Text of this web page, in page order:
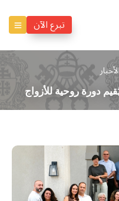
تبرع الآن
الأخبار
دورة روحية للأزواج